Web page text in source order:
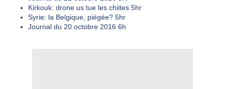
Kirkouk: drone us tue les chiites 5hr
Syrie: la Belgique, piégée? 5hr
Journal du 20 octobre 2016 6h